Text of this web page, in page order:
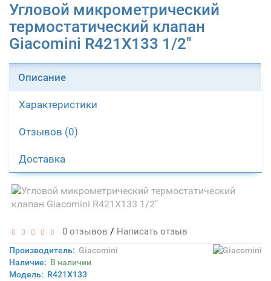
Угловой микрометрический
термостатический клапан
Giacomini R421X133 1/2"
Описание
Характеристики
Отзывов (0)
Доставка
0 отзывов / Написать отзыв
Производитель: Giacomini
Наличие: В наличии
Модель: R421X133